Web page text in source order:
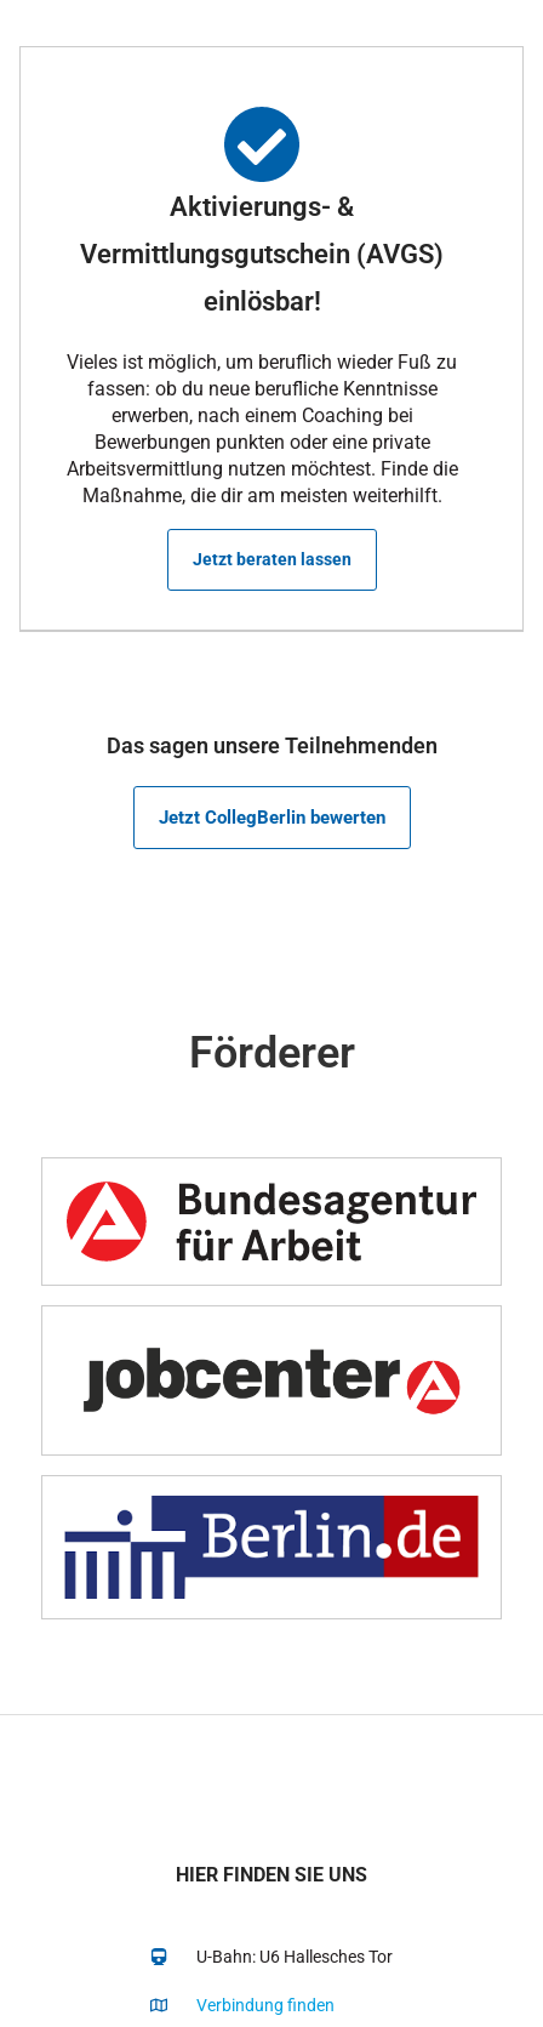
Aktivierungs- &
Vermittlungsgutschein (AVGS)
einlösbar!
Vieles ist möglich, um beruflich wieder Fuß zu
fassen: ob du neue berufliche Kenntnisse
erwerben, nach einem Coaching bei
Bewerbungen punkten oder eine private
Arbeitsvermittlung nutzen möchtest. Finde die
Maßnahme, die dir am meisten weiterhilft.
Jetzt beraten lassen
Das sagen unsere Teilnehmenden
Jetzt CollegBerlin bewerten
Förderer
HIER FINDEN SIE UNS
U-Bahn: U6 Hallesches Tor
Verbindung finden